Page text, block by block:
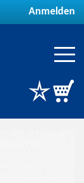
Anmelden